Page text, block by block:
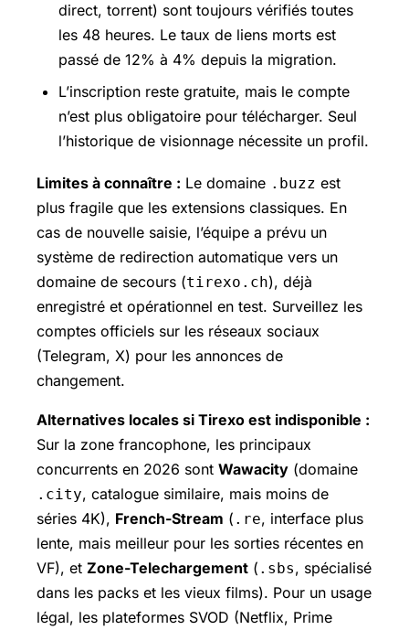
direct, torrent) sont toujours vérifiés toutes
les 48 heures. Le taux de liens morts est
passé de 12% à 4% depuis la migration.
L’inscription reste gratuite, mais le compte
n’est plus obligatoire pour télécharger. Seul
l’historique de visionnage nécessite un profil.
Limites à connaître : Le domaine .buzz est
plus fragile que les extensions classiques. En
cas de nouvelle saisie, l’équipe a prévu un
système de redirection automatique vers un
domaine de secours (tirexo.ch), déjà
enregistré et opérationnel en test. Surveillez les
comptes officiels sur les réseaux sociaux
(Telegram, X) pour les annonces de
changement.
Alternatives locales si Tirexo est indisponible :
Sur la zone francophone, les principaux
concurrents en 2026 sont Wawacity (domaine
.city, catalogue similaire, mais moins de
séries 4K), French-Stream ( .re, interface plus
lente, mais meilleur pour les sorties récentes en
VF), et Zone-Telechargement ( .sbs, spécialisé
dans les packs et les vieux films). Pour un usage
légal, les plateformes SVOD (Netflix, Prime